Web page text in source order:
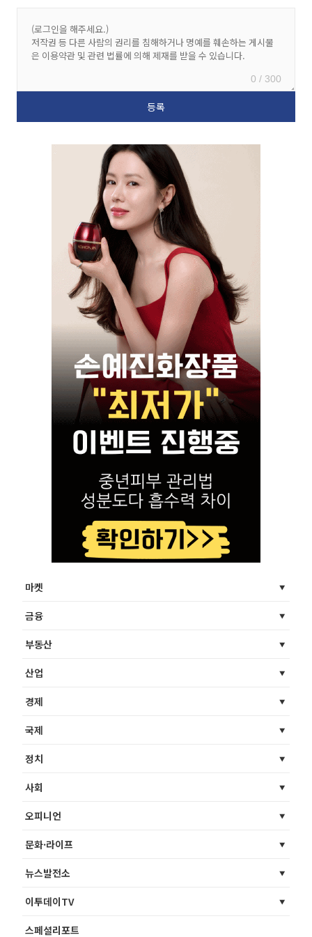
0 / 300
마켓
금융
부동산
산업
경제
국제
정치
사회
오피니언
문화·라이프
뉴스발전소
이투데이TV
스페셜리포트